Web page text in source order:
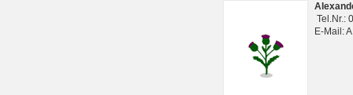
Tel.Nr.:
E-Mail: